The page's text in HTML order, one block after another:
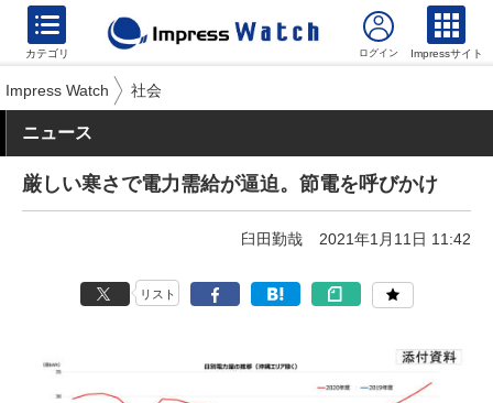
カテゴリ Impressサイト
Impress Watch 社会
ニュース
厳しい寒さで電力需給が逼迫。節電を呼びかけ
臼田勤哉 2021年1月11日 11:42
リスト